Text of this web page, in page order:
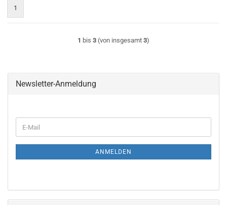
1
1 bis 3 (von insgesamt 3)
Newsletter-Anmeldung
ZUR
E-
Mail
ANMELDEN